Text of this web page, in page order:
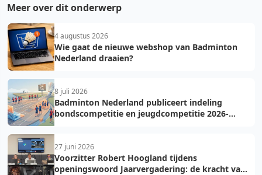
Meer over dit onderwerp
4 augustus 2026
Wie gaat de nieuwe webshop van Badminton
Nederland draaien?
8 juli 2026
Badminton Nederland publiceert indeling
bondscompetitie en jeugdcompetitie 2026-
27 juni 2026
Voorzitter Robert Hoogland tijdens
openingswoord Jaarvergadering: de kracht van